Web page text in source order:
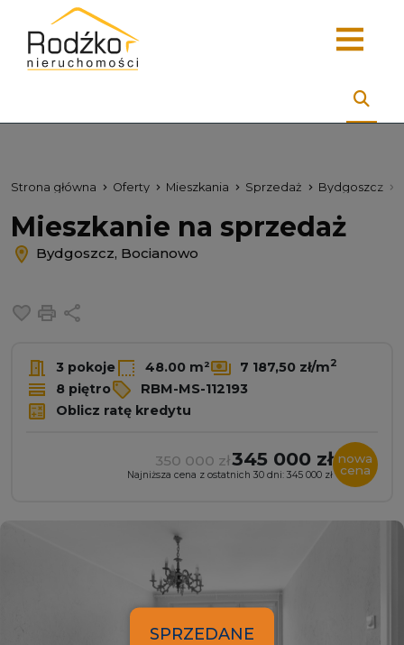
Strona główna Oferty Mieszkania Sprzedaż Bydgoszcz
Mieszkanie na sprzedaż
Bydgoszcz, Bocianowo
Dodaj do ulubionych
Drukuj
3 pokoje 48.00 m² 7 187,50 zł/m2
8 piętro
RBM-MS-112193
Oblicz ratę kredytu
350 000 zł345 000 zł
Najniższa cena z ostatnich 30 dni: 345 000 zł
nowa
cena
SPRZEDANE